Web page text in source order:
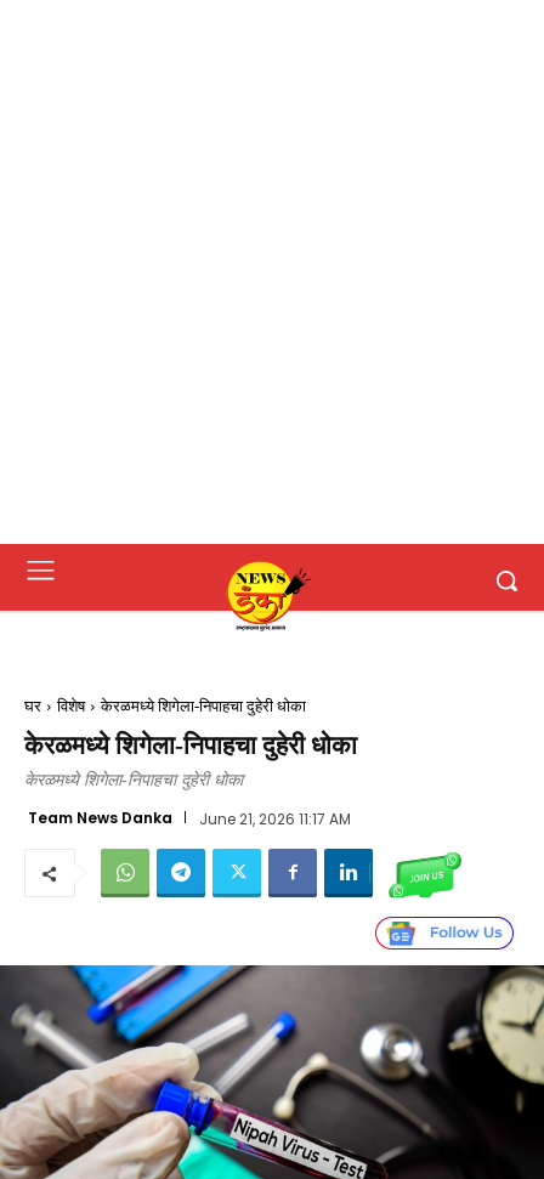
घर विशेष केरळमध्ये शिगेला-निपाहचा दुहेरी धोका
केरळमध्ये शिगेला-निपाहचा दुहेरी धोका
केरळमध्ये शिगेला-निपाहचा दुहेरी धोका
Team News Danka June 21, 2026 11:17 AM